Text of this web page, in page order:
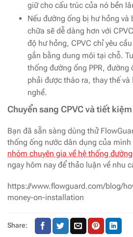
giữ cho cấu trúc của nó bền
Nếu đường ống bị hư hỏng và
chữa sẽ dễ dàng hơn với
độ hư hỏng, CPVC chỉ yêu
gắn bằng dung môi tại chỗ.
thống đường ống PPR,
phải được tháo ra, thay thế
nghề.
Chuyển sang CPVC và tiết
Bạn đã sẵn sàng dùng thử
thống ống nước dân dụng của mình
nhóm chuyên gia về hệ thống
ngay hôm nay để thảo luận về nhu
https://www.flowguard.com/blog/
money-on-installation
Share: